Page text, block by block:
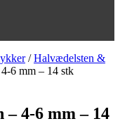
/Halvædelsten &
6 mm – 14 stk
– 4-6 mm – 14